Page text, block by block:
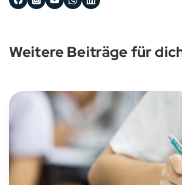
Weitere Beiträge für